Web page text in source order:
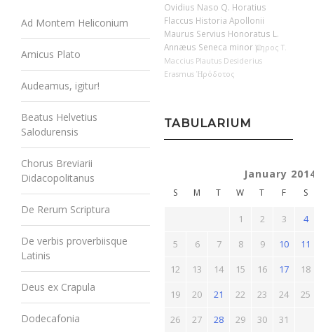
Ad Montem Heliconium
Amicus Plato
Audeamus, igitur!
Beatus Helvetius
Salodurensis
Chorus Breviarii
Didacopolitanus
De Rerum Scriptura
De verbis proverbiisque
Latinis
Deus ex Crapula
Dodecafonia
Ovidius Naso Q. Horatius
Flaccus Historia Apollonii
Maurus Servius Honoratus L.
Annæus Seneca minor Ὅμηρος T.
Maccius Plautus Desiderius
Erasmus Ἡρόδοτος
TABULARIUM
January
S M T W T F S
1 2 3
4
5
6 7 8 9 10
11
12
13 14 15 16 17
18
19
20 21 22 23 24
25
26
27 28 29 30 31